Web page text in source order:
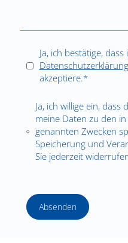
Ja, ich bestätige, dass
Datenschutzerklärung
akzeptiere.*
Ja, ich willige ein, dass
meine Daten zu den
genannten Zwecken
Speicherung und
Sie jederzeit
Absenden